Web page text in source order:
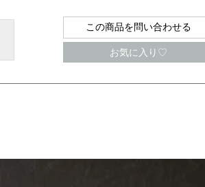
この商品を問い合わせる
お気に入り♡